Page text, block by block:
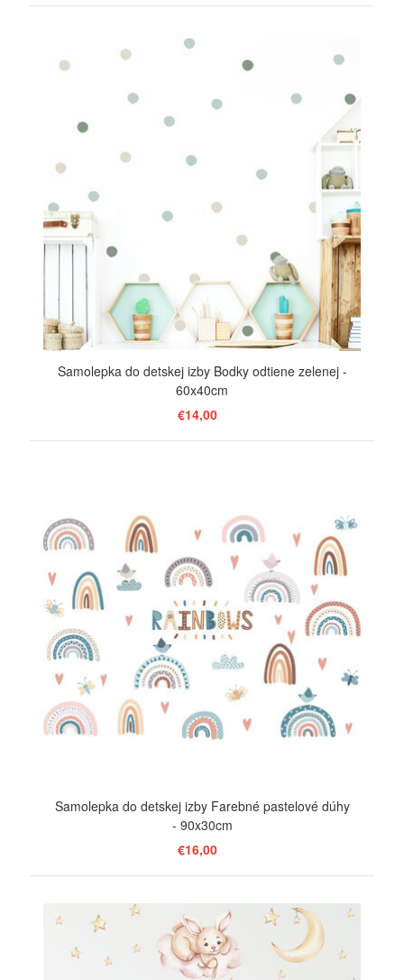
ZOBRAZIŤ
Samolepka do detskej izby Bodky odtiene zelenej -
60x40cm
€14,00
Samolepka do detskej izby Farebné pastelové dúhy
- 90x30cm
€16,00
ZOBRAZIŤ